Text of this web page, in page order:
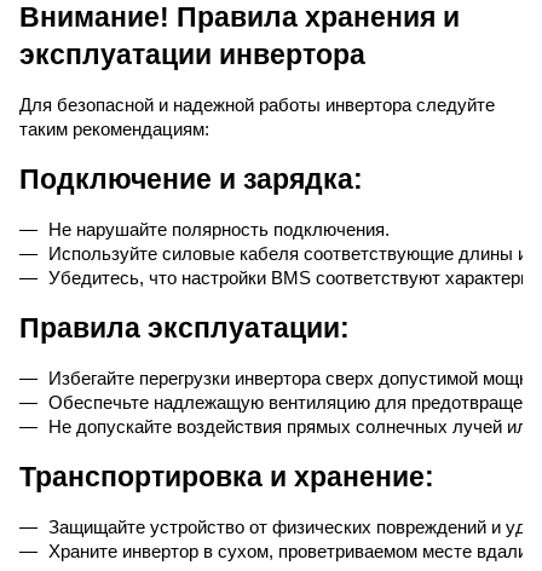
Внимание! Правила хранения и
эксплуатации инвертора
Для безопасной и надежной работы инвертора следуйте
таким рекомендациям:
Подключение и зарядка:
Не нарушайте полярность подключения.
Используйте силовые кабеля соответствующие длины и
Убедитесь, что настройки BMS соответствуют
Правила эксплуатации:
Избегайте перегрузки инвертора сверх допустимой
Обеспечьте надлежащую вентиляцию для
Не допускайте воздействия прямых солнечных лучей
Транспортировка и хранение:
Защищайте устройство от физических повреждений и
Храните инвертор в сухом, проветриваемом месте вдали